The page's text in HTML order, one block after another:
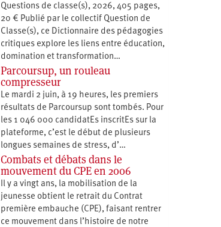
Questions de classe(s), 2026, 405 pages,
20 € Publié par le collectif Question de
Classe(s), ce Dictionnaire des pédagogies
critiques explore les liens entre éducation,
­domination et transformation…
Parcoursup, un rouleau
compresseur
Le mardi 2 juin, à 19 heures, les premiers
résultats de Parcoursup sont tombés. Pour
les 1 046 000 candidatEs inscritEs sur la
plateforme, c’est le début de plusieurs
longues semaines de stress, d’…
Combats et débats dans le
mouvement du CPE en 2006
Il y a vingt ans, la mobilisation de la
jeunesse obtient le retrait du Contrat
première embauche (CPE), faisant rentrer
ce mouvement dans l’histoire de notre